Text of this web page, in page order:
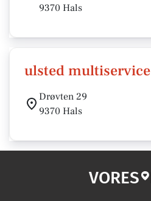
9370 Hals
ulsted multiservice
Drøvten 29
9370 Hals
VORES